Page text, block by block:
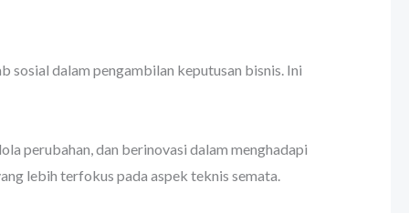
sosial dalam pengambilan keputusan bisnis. Ini
perubahan, dan berinovasi dalam menghadapi
lebih terfokus pada aspek teknis semata.